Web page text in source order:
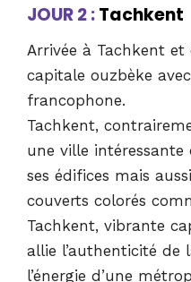
JOUR 2 :Tachkent
Arrivée à Tachkent
capitale ouzbèke
francophone.
Tachkent,
une ville
ses édifices mais
couverts colorés
Tachkent, vibrante
allie l’authenticité de
l’énergie d’une